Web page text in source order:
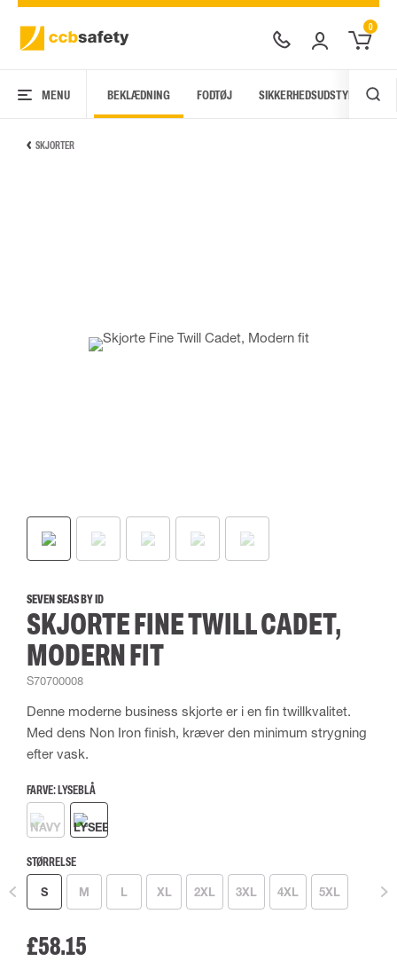
0
MENU BEKLÆDNING FODTØJ SIKKERHEDSUDSTYR
SKJORTER
SEVEN SEAS BY ID
SKJORTE FINE TWILL CADET,
MODERN FIT
S70700008
Denne moderne business skjorte er i en fin twillkvalitet.
Med dens Non Iron finish, kræver den minimum strygning
efter vask.
FARVE: LYSEBLÅ
STØRRELSE
S M L XL 2XL 3XL 4XL 5XL
£58.15